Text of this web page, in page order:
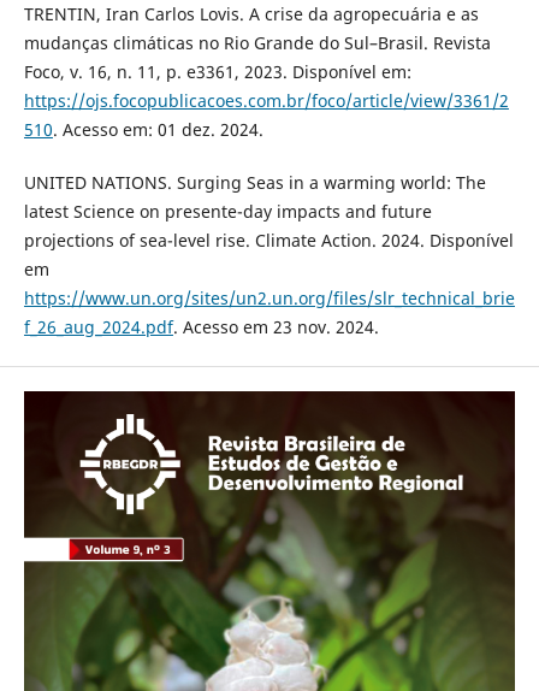
TRENTIN, Iran Carlos Lovis. A crise da agropecuária e as
mudanças climáticas no Rio Grande do Sul–Brasil. Revista
Foco, v. 16, n. 11, p. e3361, 2023. Disponível em:
https://ojs.focopublicacoes.com.br/foco/article/view/3361/2
510. Acesso em: 01 dez. 2024.
UNITED NATIONS. Surging Seas in a warming world: The
latest Science on presente-day impacts and future
projections of sea-level rise. Climate Action. 2024. Disponível
em
https://www.un.org/sites/un2.un.org/files/slr_technical_brie
f_26_aug_2024.pdf. Acesso em 23 nov. 2024.